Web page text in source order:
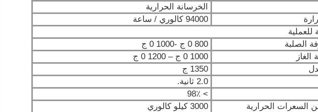
الخرسانة الحرارية
94000 كالوري / ساعة
للعملية
الصلبة
800 0 ج -1000 0 ج
1000 0 ج – 1200 0 ج
1350 ج
2.0 ثانية.
> 98٪
السعرات الحرارية
3000 كيلو كالوري